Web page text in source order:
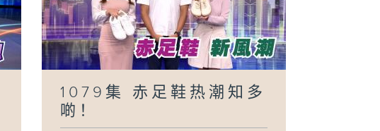
1079集 赤足鞋热潮知多
啲！